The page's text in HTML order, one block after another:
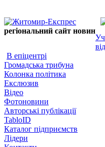
регіональний сайт новин
В епіцентрі
Громадська трибуна
Колонка політика
Екслюзив
Відео
Фотоновини
Авторські публікації
TabloID
Каталог підприємств
Лідери